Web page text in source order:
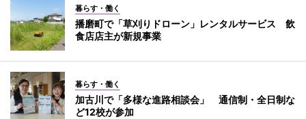
暮らす・働く
播磨町で「草刈りドローン」レンタルサービス 飲
食店店主が新規事業
暮らす・働く
加古川で「多様な進路相談会」 通信制・全日制な
ど12校が参加